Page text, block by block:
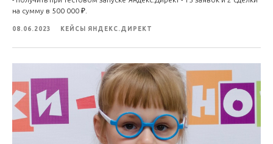
на сумму в 500 000 ₽.
08.06.2023 КЕЙСЫ ЯНДЕКС.ДИРЕКТ